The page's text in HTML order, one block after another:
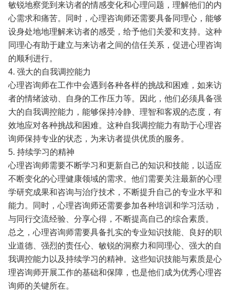
敏锐地察觉到来访者的情感变化和心理问题，理解他们的内
心需求和痛苦。同时，心理咨询师还需要具备同理心，能够
设身处地地理解来访者的感受，给予他们关爱和支持。这种
同理心有助于建立与来访者之间的信任关系，促进心理咨询
的顺利进行。
4. 强大的自我调控能力
心理咨询师在工作中会遇到各种各样的挑战和困难，如来访
者的情绪波动、自身的工作压力等。因此，他们必须具备强
大的自我调控能力，能够保持冷静、理智和客观的态度，有
效地应对各种挑战和困难。这种自我调控能力有助于心理咨
询师保持专业的状态，为来访者提供优质的服务。
5. 持续学习的精神
心理咨询师需要不断学习和更新自己的知识和技能，以适应
不断变化的心理健康领域的需求。他们需要关注最新的心理
学研究成果和咨询与治疗技术，不断提升自己的专业水平和
能力。同时，心理咨询师还需要参加各种培训和学习活动，
与同行交流经验、分享心得，不断提高自己的综合素质。
总之，心理咨询师需要具备扎实的专业知识技能、良好的职
业道德、强烈的责任心、敏锐的洞察力和同理心、强大的自
我调控能力以及持续学习的精神。这些知识技能与素质是心
理咨询师开展工作的基础和保障，也是他们成为优秀心理咨
询师的关键所在。